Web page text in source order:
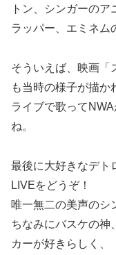
トン、シンガーの
ラッパー、エミネム
そういえば、映画「
も当時の様子が描か
ライブで歌って
ね。
最後に大好きなデト
LIVEをどうぞ！
唯一無二の美声のシ
ちなみにバスケの神
カーが好きらしく、